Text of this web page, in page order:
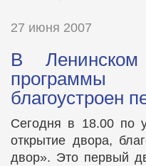
27 июня 2007
В
программы
благоустроен
Сегодня в 18.00 по
открытие двора,
двор». Это первый